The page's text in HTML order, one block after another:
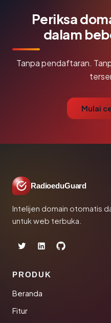
Periksa
dalam
Tanpa pendaftaran.
Mulai
RadioeduGuard
Intelijen domain otomatis
untuk web terbuka.
PRODUK
Beranda
Fitur